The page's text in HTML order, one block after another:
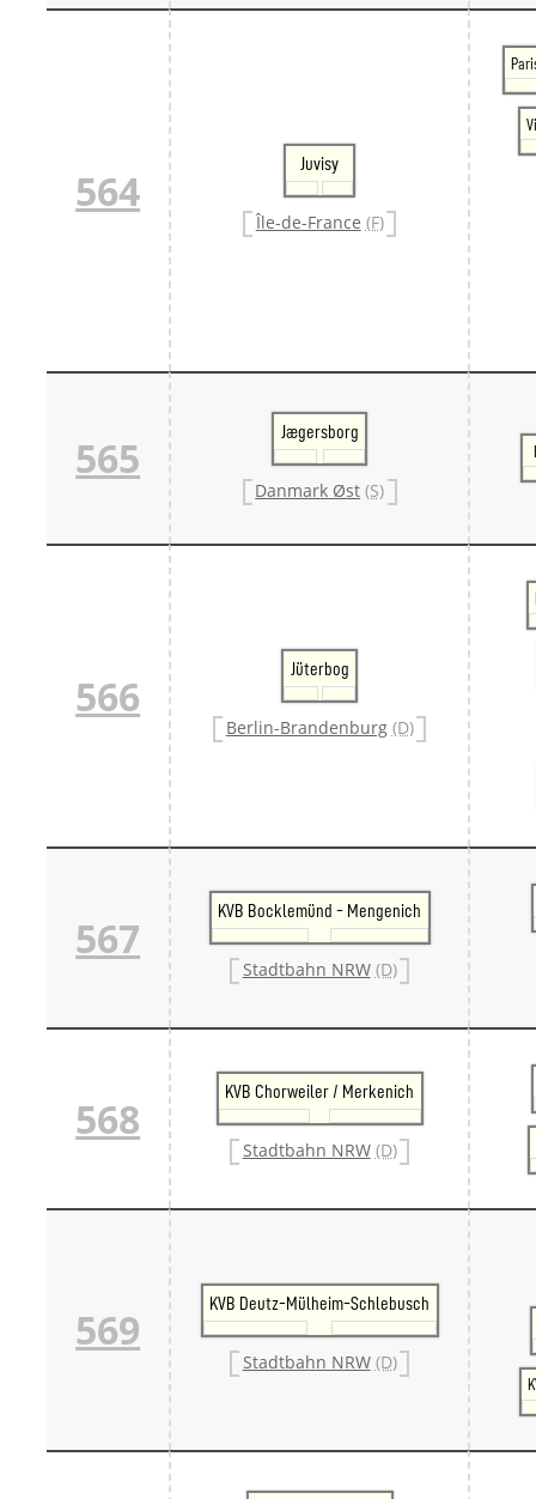
564
Juvisy
Île-de-France (F)
565
Jægersborg
Danmark Øst (S)
566
Jüterbog
Berlin-Brandenburg (D)
567
KVB Bocklemünd - Mengenich
Stadtbahn NRW (D)
568
KVB Chorweiler / Merkenich
Stadtbahn NRW (D)
569
KVB Deutz-Mülheim-Schlebusch
Stadtbahn NRW (D)